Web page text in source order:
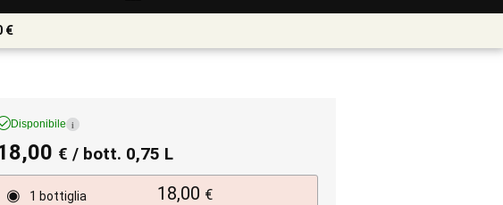
€
Disponibile i
€ / bott. 0,75 L
1 bottiglia 18,00 €